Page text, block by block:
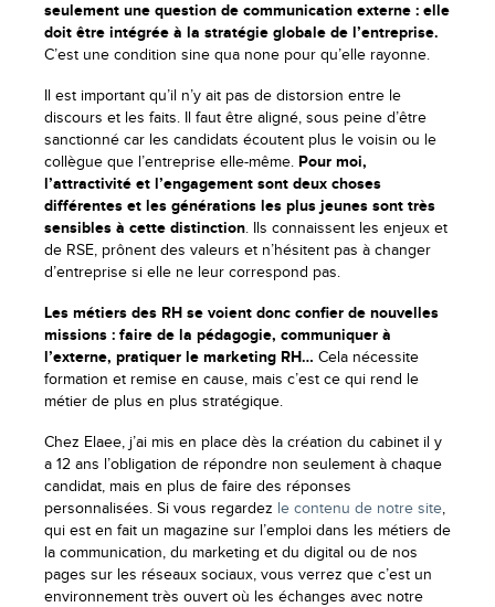
seulement une question de communication externe : elle
doit être intégrée à la stratégie globale de l’entreprise.
C’est une condition sine qua none pour qu’elle rayonne.
Il est important qu’il n’y ait pas de distorsion entre le
discours et les faits. Il faut être aligné, sous peine d’être
sanctionné car les candidats écoutent plus le voisin ou le
collègue que l’entreprise elle-même. Pour moi,
l’attractivité et l’engagement sont deux choses
différentes et les générations les plus jeunes sont très
sensibles à cette distinction. Ils connaissent les enjeux et
de RSE, prônent des valeurs et n’hésitent pas à changer
d’entreprise si elle ne leur correspond pas.
Les métiers des RH se voient donc confier de nouvelles
missions : faire de la pédagogie, communiquer à
l’externe, pratiquer le marketing RH… Cela nécessite
formation et remise en cause, mais c’est ce qui rend le
métier de plus en plus stratégique.
Chez Elaee, j’ai mis en place dès la création du cabinet il y
a 12 ans l’obligation de répondre non seulement à chaque
candidat, mais en plus de faire des réponses
personnalisées. Si vous regardez le contenu de notre site,
qui est en fait un magazine sur l’emploi dans les métiers de
la communication, du marketing et du digital ou de nos
pages sur les réseaux sociaux, vous verrez que c’est un
environnement très ouvert où les échanges avec notre